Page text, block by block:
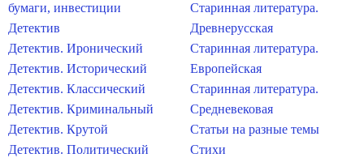
бумаги, инвестиции
Детектив
Детектив. Иронический
Детектив. Исторический
Детектив. Классический
Детектив. Криминальный
Детектив. Крутой
Детектив. Политический
Старинная литература.
Древнерусская
Старинная литература.
Европейская
Старинная литература.
Средневековая
Статьи на разные темы
Стихи